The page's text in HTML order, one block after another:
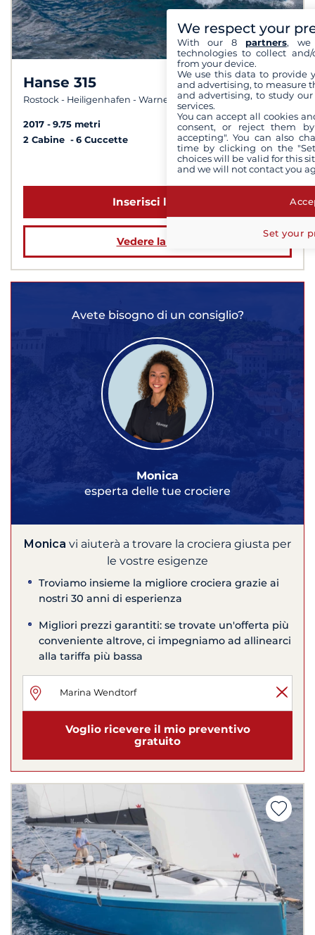
Hanse 315
Rostock - Heiligenhafen - Warnemünde
8,6 /10
2017
9.75 metri
2 Cabine
6 Cuccette
a partire da 1 048 €
Inserisci le date
Vedere la barca
Avete bisogno di un consiglio?
Monica
esperta delle tue crociere
Monica vi aiuterà a trovare la crociera giusta per
le vostre esigenze
Troviamo insieme la migliore crociera grazie ai
nostri 30 anni di esperienza
Migliori prezzi garantiti: se trovate un'offerta più
conveniente altrove, ci impegniamo ad allinearci
alla tariffa più bassa
Voglio ricevere il mio preventivo
gratuito
We respect your
With our 8 partners, we
technologies to collect
from your device.
We use this data to provide
and advertising, to measure
and advertising, to study
services.
You can accept all cookies
consent, or reject them
accepting". You can also
time by clicking on the
choices will be valid for this
and we will not contact you
Set your